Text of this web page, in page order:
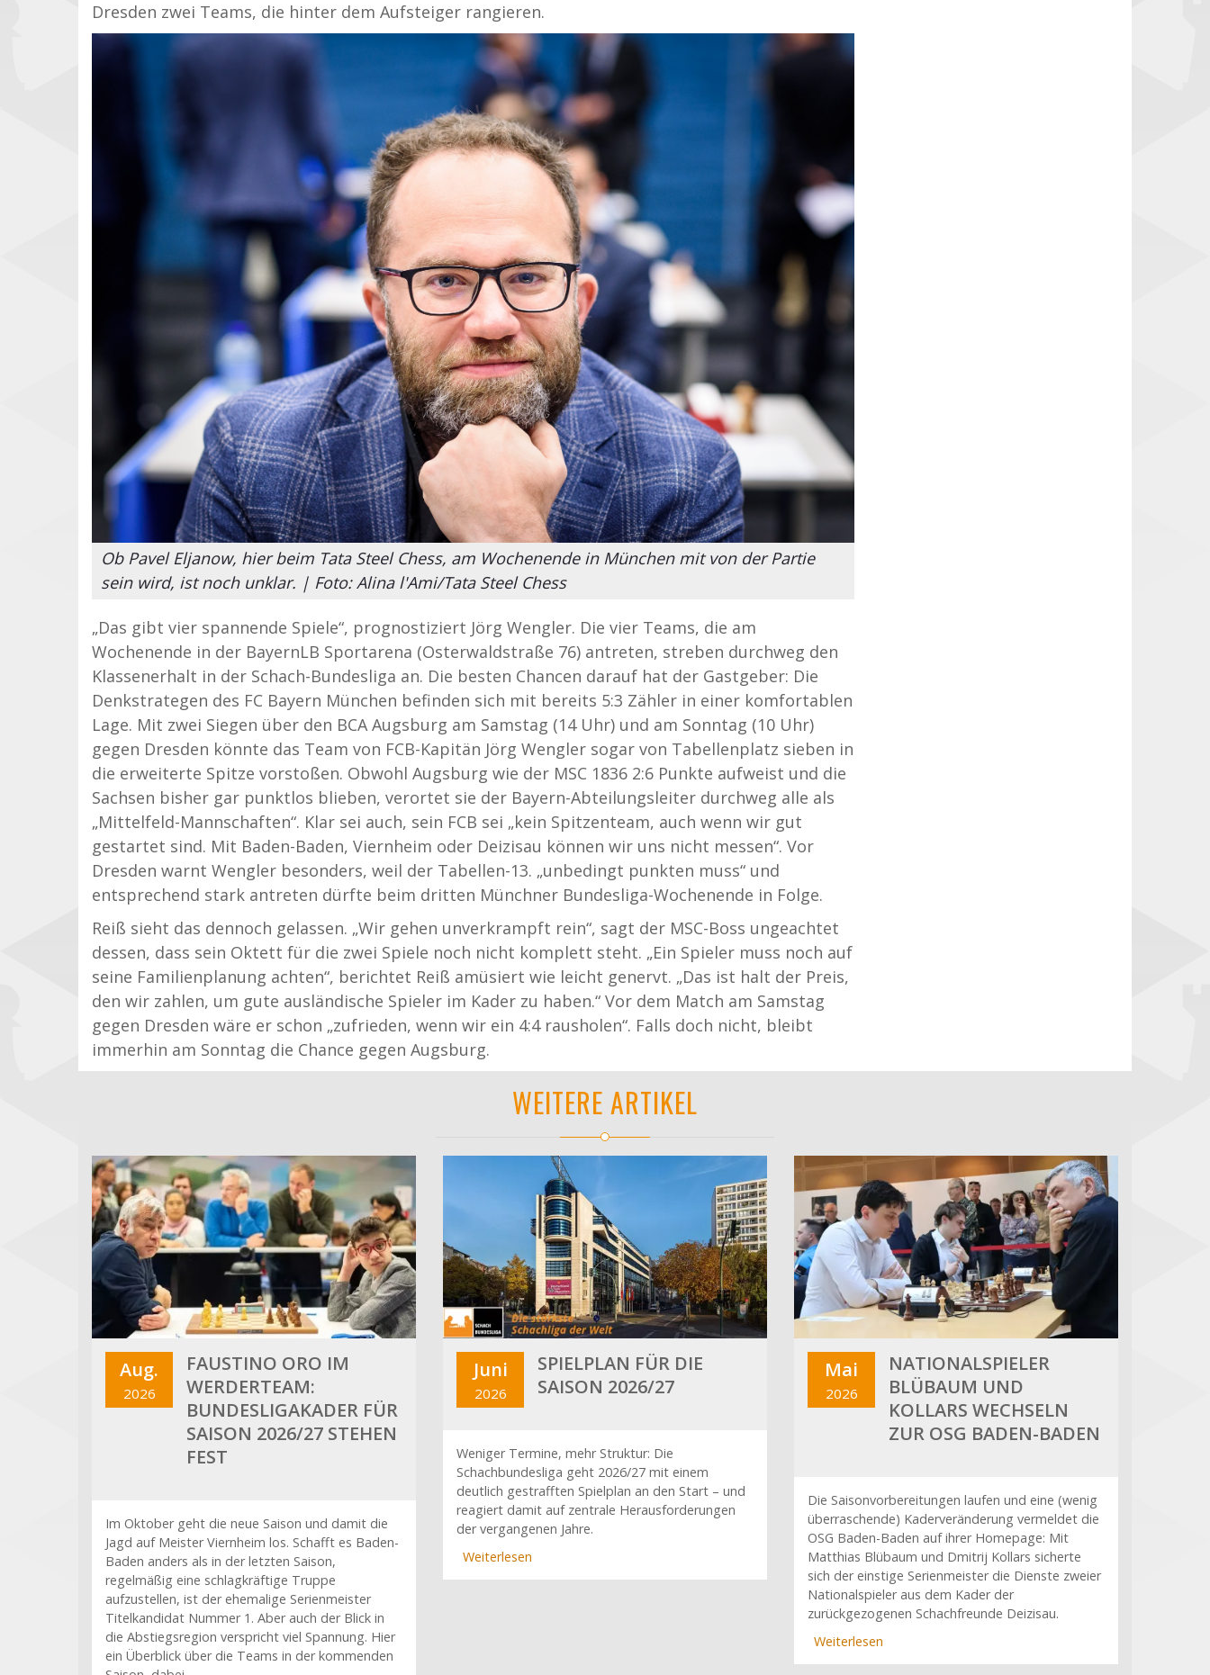
Dresden zwei Teams, die hinter dem Aufsteiger rangieren.
Ob Pavel Eljanow, hier beim Tata Steel Chess, am Wochenende in München mit von der Partie
sein wird, ist noch unklar. | Foto: Alina l'Ami/Tata Steel Chess
„Das gibt vier spannende Spiele“, prognostiziert Jörg Wengler. Die vier Teams, die am
Wochenende in der BayernLB Sportarena (Osterwaldstraße 76) antreten, streben durchweg den
Klassenerhalt in der Schach-Bundesliga an. Die besten Chancen darauf hat der Gastgeber: Die
Denkstrategen des FC Bayern München befinden sich mit bereits 5:3 Zähler in einer komfortablen
Lage. Mit zwei Siegen über den BCA Augsburg am Samstag (14 Uhr) und am Sonntag (10 Uhr)
gegen Dresden könnte das Team von FCB-Kapitän Jörg Wengler sogar von Tabellenplatz sieben in
die erweiterte Spitze vorstoßen. Obwohl Augsburg wie der MSC 1836 2:6 Punkte aufweist und die
Sachsen bisher gar punktlos blieben, verortet sie der Bayern-Abteilungsleiter durchweg alle als
„Mittelfeld-Mannschaften“. Klar sei auch, sein FCB sei „kein Spitzenteam, auch wenn wir gut
gestartet sind. Mit Baden-Baden, Viernheim oder Deizisau können wir uns nicht messen“. Vor
Dresden warnt Wengler besonders, weil der Tabellen-13. „unbedingt punkten muss“ und
entsprechend stark antreten dürfte beim dritten Münchner Bundesliga-Wochenende in Folge.
Reiß sieht das dennoch gelassen. „Wir gehen unverkrampft rein“, sagt der MSC-Boss ungeachtet
dessen, dass sein Oktett für die zwei Spiele noch nicht komplett steht. „Ein Spieler muss noch auf
seine Familienplanung achten“, berichtet Reiß amüsiert wie leicht genervt. „Das ist halt der Preis,
den wir zahlen, um gute ausländische Spieler im Kader zu haben.“ Vor dem Match am Samstag
gegen Dresden wäre er schon „zufrieden, wenn wir ein 4:4 rausholen“. Falls doch nicht, bleibt
immerhin am Sonntag die Chance gegen Augsburg.
WEITERE ARTIKEL
Aug.
2026
FAUSTINO ORO IM
WERDERTEAM:
BUNDESLIGAKADER FÜR
SAISON 2026/27 STEHEN
FEST
Im Oktober geht die neue Saison und damit die
Jagd auf Meister Viernheim los. Schafft es Baden-
Baden anders als in der letzten Saison,
regelmäßig eine schlagkräftige Truppe
aufzustellen, ist der ehemalige Serienmeister
Titelkandidat Nummer 1. Aber auch der Blick in
die Abstiegsregion verspricht viel Spannung. Hier
ein Überblick über die Teams in der kommenden
Juni
2026
SPIELPLAN FÜR DIE
SAISON 2026/27
Weniger Termine, mehr Struktur: Die
Schachbundesliga geht 2026/27 mit einem
deutlich gestrafften Spielplan an den Start – und
reagiert damit auf zentrale Herausforderungen
der vergangenen Jahre.
Weiterlesen
Mai
2026
NATIONALSPIELER
BLÜBAUM UND
KOLLARS WECHSELN
ZUR OSG BADEN-BADEN
Die Saisonvorbereitungen laufen und eine (wenig
überraschende) Kaderveränderung vermeldet die
OSG Baden-Baden auf ihrer Homepage: Mit
Matthias Blübaum und Dmitrij Kollars sicherte
sich der einstige Serienmeister die Dienste zweier
Nationalspieler aus dem Kader der
zurückgezogenen Schachfreunde Deizisau.
Weiterlesen